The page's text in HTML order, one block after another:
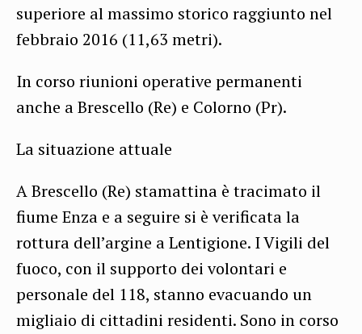
superiore al massimo storico raggiunto nel
febbraio 2016 (11,63 metri).
In corso riunioni operative permanenti
anche a Brescello (Re) e Colorno (Pr).
La situazione attuale
A Brescello (Re) stamattina è tracimato il
fiume Enza e a seguire si è verificata la
rottura dell’argine a Lentigione. I Vigili del
fuoco, con il supporto dei volontari e
personale del 118, stanno evacuando un
migliaio di cittadini residenti. Sono in corso